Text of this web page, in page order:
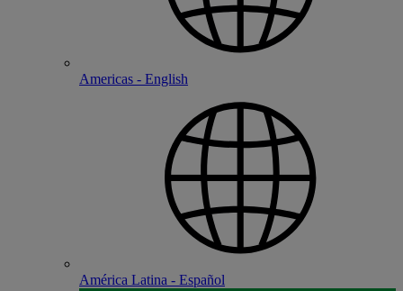
Americas - English
América Latina - Español